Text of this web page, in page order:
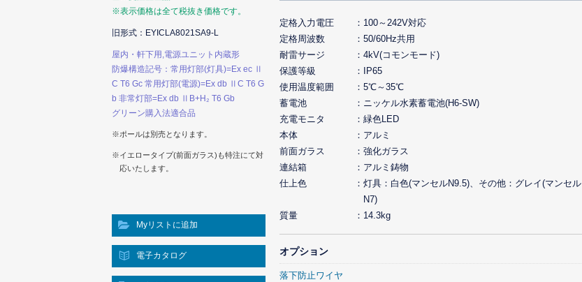
※表示価格は全て税抜き価格です。
旧形式：EYICLA8021SA9-L
屋内・軒下用,電源ユニット内蔵形
防爆構造記号：常用灯部(灯具)=Ex ec Ⅱ
C T6 Gc 常用灯部(電源)=Ex db ⅡC T6 G
b 非常灯部=Ex db ⅡB+H₂ T6 Gb
グリーン購入法適合品
※ポールは別売となります。
※イエロータイプ(前面ガラス)も特注にて対
応いたします。
Myリストに追加
電子カタログ
定格入力電圧
100～242V対応
定格周波数
50/60Hz共用
耐雷サージ
4kV(コモンモード)
保護等級
IP65
使用温度範囲
5℃～35℃
蓄電池
ニッケル水素蓄電池(H6-SW)
充電モニタ
緑色LED
本体
アルミ
前面ガラス
強化ガラス
連結箱
アルミ鋳物
仕上色
灯具：白色(マンセルN9.5)、その他：グレイ(マンセル
N7)
質量
14.3kg
オプション
落下防止ワイヤ